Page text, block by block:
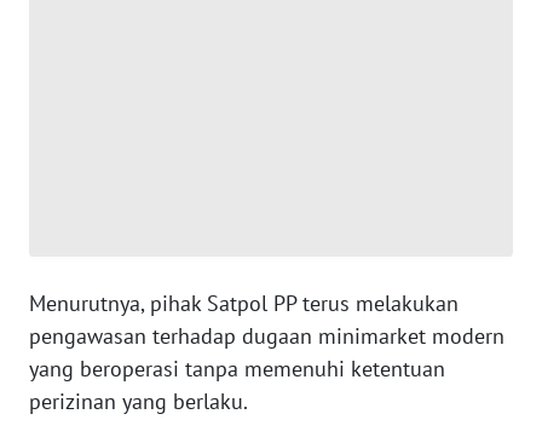
Menurutnya, pihak Satpol PP terus melakukan
pengawasan terhadap dugaan minimarket modern
yang beroperasi tanpa memenuhi ketentuan
perizinan yang berlaku.
WN
PAPUA
BARAT